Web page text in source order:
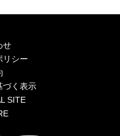
せ
リシー
づく表示
SITE